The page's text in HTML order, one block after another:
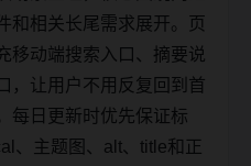
和相关长尾需求展开。页
移动端搜索入口、摘要说
，让用户不用反复回到首
每日更新时优先保证标
、主题图、alt、title和正